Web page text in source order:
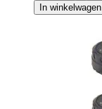
In winkelwagen